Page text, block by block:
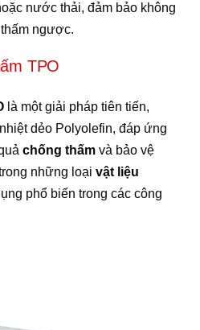
nước thải, đảm bảo không
ngược.
TPO
là một giải pháp tiên tiến,
dẻo Polyolefin, đáp ứng
chống thấm và bảo vệ
những loại vật liệu
phổ biến trong các công